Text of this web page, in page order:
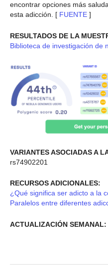
encontrar opciones más
esta adicción. [ FUENTE ]
RESULTADOS DE LA
Biblioteca de investigación de
VARIANTES ASOCIADAS A
rs74902201
RECURSOS ADICIONALES:
¿Qué significa ser adicto a la
Paralelos entre diferentes
ACTUALIZACIÓN SEMANAL: